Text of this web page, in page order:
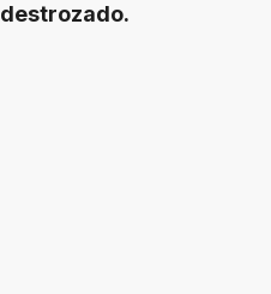
destrozado.